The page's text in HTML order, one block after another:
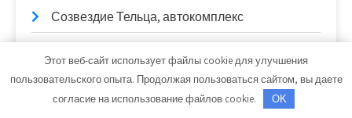
Созвездие Тельца, автокомплекс
Сосна
Этот веб-сайт использует файлы cookie для улучшения
пользовательского опыта. Продолжая пользоваться сайтом, вы даете
согласие на использование файлов cookie.
OK